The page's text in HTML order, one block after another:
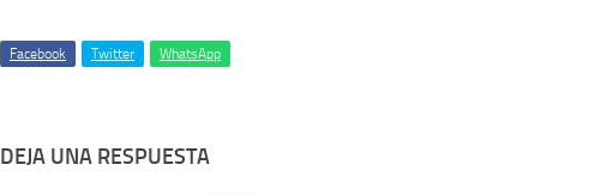
Facebook Twitter WhatsApp
DEJA UNA RESPUESTA